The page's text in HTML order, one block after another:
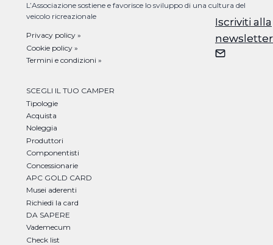
Iscriviti alla
newsletter
L’Associazione sostiene e favorisce lo sviluppo di una cultura del
veicolo ricreazionale
Privacy policy »
Cookie policy »
Termini e condizioni »
SCEGLI IL TUO CAMPER
Tipologie
Acquista
Noleggia
Produttori
Componentisti
Concessionarie
APC GOLD CARD
Musei aderenti
Richiedi la card
DA SAPERE
Vademecum
Check list
Iscriviti alla
newsletter